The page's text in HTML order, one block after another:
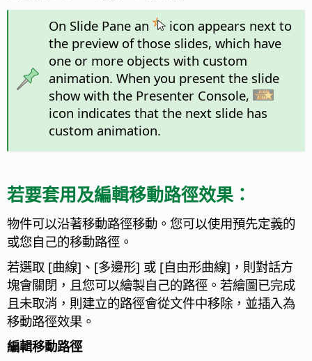
On Slide Pane an
icon appears next to
the preview of those slides, which have
one or more objects with custom
animation. When you present the slide
show with the Presenter Console,
icon indicates that the next slide has
custom animation.
若要套用及編輯移動路徑效果：
物件可以沿著移動路徑移動。您可以使用預先定義的
或您自己的移動路徑。
若選取 [曲線]、[多邊形] 或 [自由形曲線]，則對話方
塊會關閉，且您可以繪製自己的路徑。若繪圖已完成
且未取消，則建立的路徑會從文件中移除，並插入為
移動路徑效果。
編輯移動路徑